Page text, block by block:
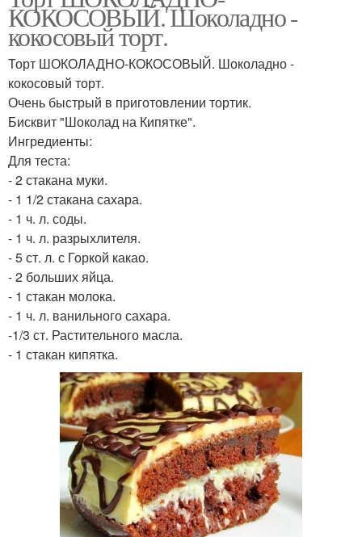
КОКОСОВЫЙ. Шоколадно -
кокосовый торт.
Торт ШОКОЛАДНО-КОКОСОВЫЙ. Шоколадно -
кокосовый торт.
Очень быстрый в приготовлении тортик.
Бисквит "Шоколад на Кипятке".
Ингредиенты:
Для теста:
- 2 стакана муки.
- 1 1/2 стакана сахара.
- 1 ч. л. соды.
- 1 ч. л. разрыхлителя.
- 5 ст. л. с Горкой какао.
- 2 больших яйца.
- 1 стакан молока.
- 1 ч. л. ванильного сахара.
-1/3 ст. Растительного масла.
- 1 стакан кипятка.